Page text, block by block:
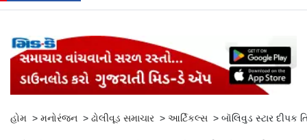
હોમ > મનોરંજન > ઢોલીવૂડ સમાચાર > આર્ટિકલ્સ > બૉલિવુડ સ્ટાર દીપક